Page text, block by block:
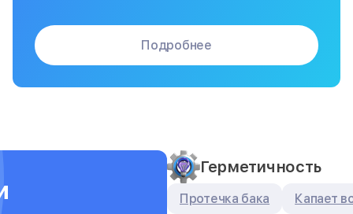
Подробнее
Герметичность
Протечка бака Капает